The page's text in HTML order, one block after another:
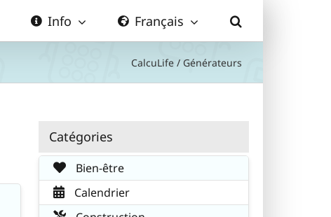
Info Français
CalcuLife / Générateurs
Catégories
Bien-être
Calendrier